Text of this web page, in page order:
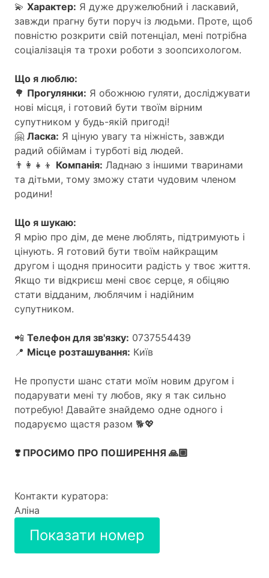
💫 Характер: Я дуже дружелюбний і ласкавий,
завжди прагну бути поруч із людьми. Проте, щоб
повністю розкрити свій потенціал, мені потрібна
соціалізація та трохи роботи з зоопсихологом.
Що я люблю:
🌳 Прогулянки: Я обожнюю гуляти, досліджувати
нові місця, і готовий бути твоїм вірним
супутником у будь-якій пригоді!
🤗 Ласка: Я ціную увагу та ніжність, завжди
радий обіймам і турботі від людей.
👨‍👩‍👧‍👦 Компанія: Ладнаю з іншими тваринами
та дітьми, тому зможу стати чудовим членом
родини!
Що я шукаю:
Я мрію про дім, де мене люблять, підтримують і
цінують. Я готовий бути твоїм найкращим
другом і щодня приносити радість у твоє життя.
Якщо ти відкриєш мені своє серце, я обіцяю
стати відданим, люблячим і надійним
супутником.
📲 Телефон для зв'язку: 0737554439
📍 Місце розташування: Київ
Не пропусти шанс стати моїм новим другом і
подарувати мені ту любов, яку я так сильно
потребую! Давайте знайдемо одне одного і
подаруємо щастя разом 🐕💖
❣️ ПРОСИМО ПРО ПОШИРЕННЯ 🙏🏼
Контакти куратора:
Аліна
Показати номер